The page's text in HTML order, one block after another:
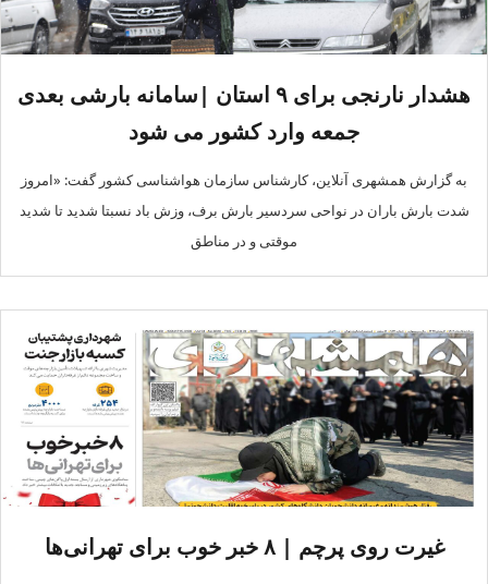
هشدار نارنجی برای ۹ استان |سامانه بارشی بعدی
جمعه وارد کشور می شود
به گزارش همشهری ‌آنلاین، کارشناس سازمان هواشناسی کشور گفت: «امروز
شدت بارش باران در نواحی سردسیر بارش برف، وزش باد نسبتا شدید تا شدید
موقتی و در مناطق
غیرت روی پرچم | ۸ خبر خوب برای تهرانی‌ها